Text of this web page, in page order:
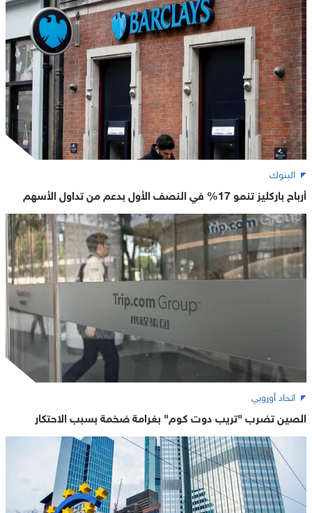
البنوك
أرباح باركليز تنمو 17% في النصف الأول بدعم من تداول الأسهم
اتحاد أوروبي
الصين تضرب "تريب دوت كوم" بغرامة ضخمة بسبب الاحتكار